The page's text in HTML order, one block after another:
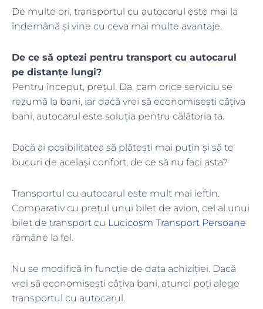
De multe ori, transportul cu autocarul este mai la
îndemână și vine cu ceva mai multe avantaje.
De ce să optezi pentru transport cu autocarul
pe distanțe lungi?
Pentru început, prețul. Da, cam orice serviciu se
rezumă la bani, iar dacă vrei să economisești câțiva
bani, autocarul este soluția pentru călătoria ta.
Dacă ai posibilitatea să plătești mai puțin și să te
bucuri de același confort, de ce să nu faci asta?
Transportul cu autocarul este mult mai ieftin.
Comparativ cu prețul unui bilet de avion, cel al unui
bilet de transport cu Lucicosm Transport Persoane
rămâne la fel.
Nu se modifică în funcție de data achiziției. Dacă
vrei să economisești câțiva bani, atunci poți alege
transportul cu autocarul.